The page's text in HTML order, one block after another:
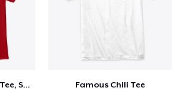
Kawhi’s Tree Service Tee, Shirts, Mug Famous Chili Tee